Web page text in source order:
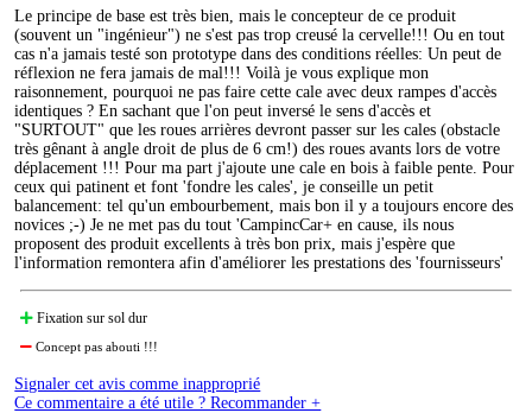
Le principe de base est très bien, mais le concepteur de ce produit
(souvent un "ingénieur") ne s'est pas trop creusé la cervelle!!! Ou en tout
cas n'a jamais testé son prototype dans des conditions réelles: Un peut de
réflexion ne fera jamais de mal!!! Voilà je vous explique mon
raisonnement, pourquoi ne pas faire cette cale avec deux rampes d'accès
identiques ? En sachant que l'on peut inversé le sens d'accès et
"SURTOUT" que les roues arrières devront passer sur les cales (obstacle
très gênant à angle droit de plus de 6 cm!) des roues avants lors de votre
déplacement !!! Pour ma part j'ajoute une cale en bois à faible pente. Pour
ceux qui patinent et font 'fondre les cales', je conseille un petit
balancement: tel qu'un embourbement, mais bon il y a toujours encore des
novices ;-) Je ne met pas du tout 'CampincCar+ en cause, ils nous
proposent des produit excellents à très bon prix, mais j'espère que
l'information remontera afin d'améliorer les prestations des 'fournisseurs'
Fixation sur sol dur
Concept pas abouti !!!
Signaler cet avis comme inapproprié
Ce commentaire a été utile ? Recommander +